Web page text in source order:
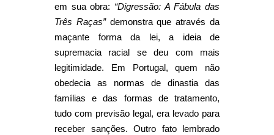
em sua obra: “Digressão: A Fábula das
Três Raças” demonstra que através da
maçante forma da lei, a ideia de
supremacia racial se deu com mais
legitimidade. Em Portugal, quem não
obedecia as normas de dinastia das
famílias e das formas de tratamento,
tudo com previsão legal, era levado para
receber sanções. Outro fato lembrado